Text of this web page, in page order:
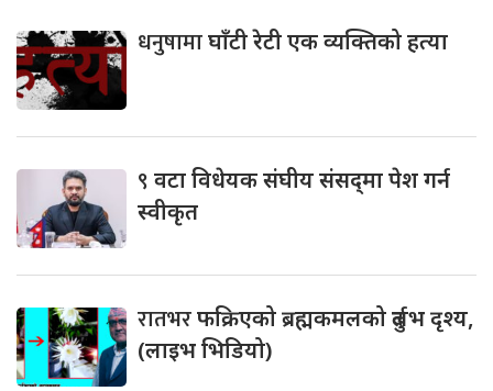
धनुषामाघाँटी रेटी एक व्यक्तिको हत्या
९ वटा विधेयक संघीय संसद्‌मा पेश गर्न
स्वीकृत
रातभरफक्रिएको ब्रह्मकमलको दुर्लभ दृश्य,
(लाइभ भिडियो)